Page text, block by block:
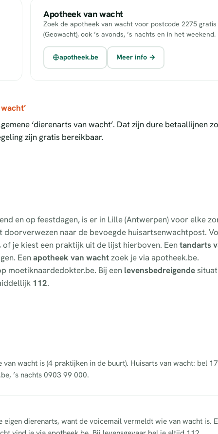
Apotheek van wacht
Zoek de apotheek van wacht voor postcode 2275
(Geowacht), ook ’s avonds, ’s nachts en in het weekend.
apotheek.be Meer info →
‘dierenarts van wacht’. Dat zijn dure betaallijnen
zijn gratis bereikbaar.
en op feestdagen, is er in Lille (Antwerpen) voor elke
doorverwezen naar de bevoegde huisartsenwachtpost.
je kiest een praktijk uit de lijst hierboven. Eentandarts
Eenapotheek van wachtzoek je via apotheek.be.
moetiknaardedokter.be. Bij een levensbedreigende
112.
wacht is (4 praktijken in de buurt). Huisarts van wacht: bel
’s nachts 0903 99 000.
dierenarts, want de voicemail vermeldt wie van wacht is.